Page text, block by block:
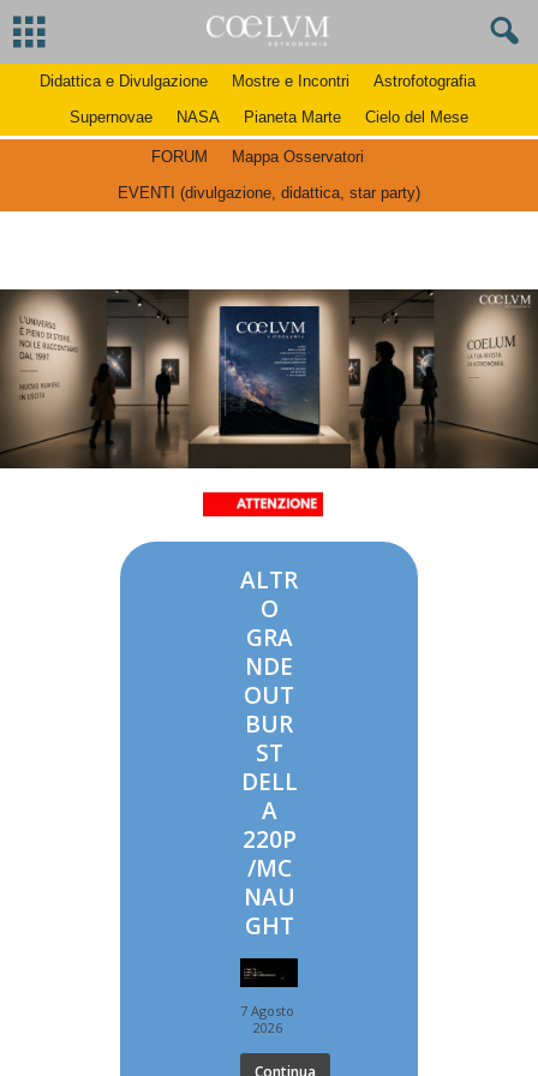
Didattica e Divulgazione Mostre e Incontri
Astrofotografia
Supernovae
NASA Pianeta Marte Cielo del Mese
FORUM
Mappa Osservatori
EVENTI (divulgazione, didattica, star party)
ALTR
O
GRA
NDE
OUT
BUR
ST
DELL
A
220P
/MC
NAU
GHT
7 Agosto
2026
Continua